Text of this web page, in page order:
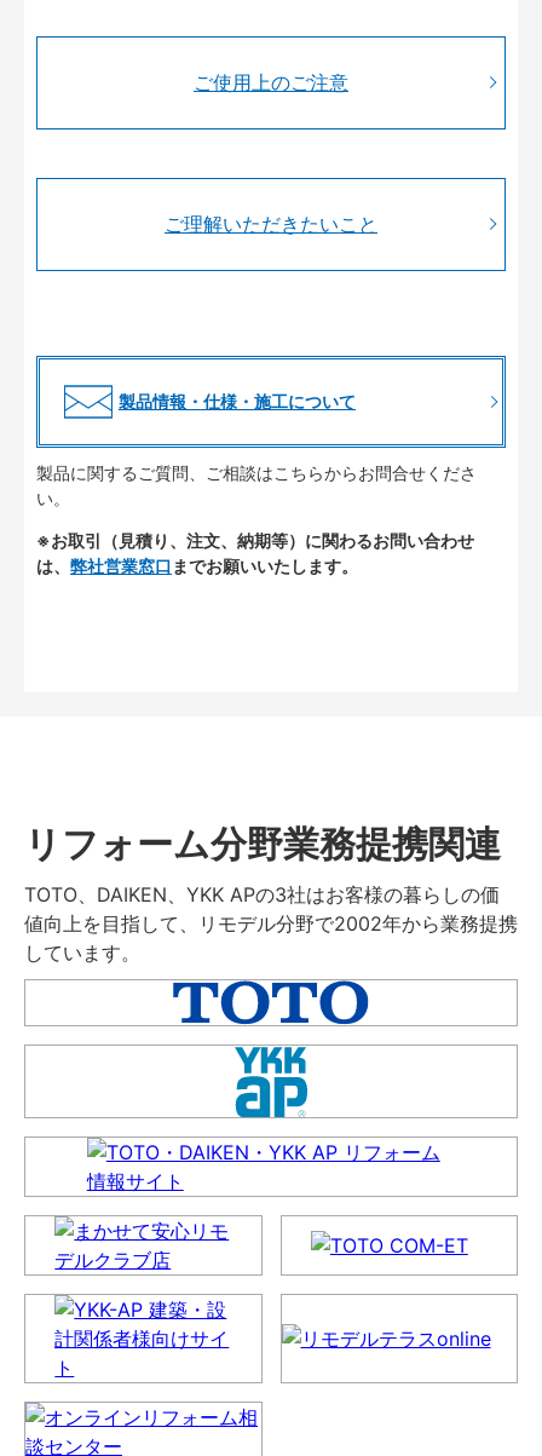
ご使用上のご注意
ご理解いただきたいこと
製品情報・仕様・施工について
製品に関するご質問、ご相談はこちらからお問合せくださ
い。
※お取引（見積り、注文、納期等）に関わるお問い合わせ
は、 弊社営業窓口 までお願いいたします。
リフォーム分野業務提携関連
TOTO、DAIKEN、YKK APの3社はお客様の暮らしの価
値向上を目指して、リモデル分野で2002年から業務提携
しています。